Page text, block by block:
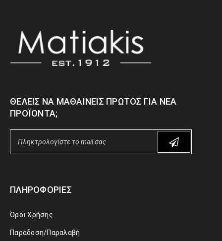
ΘΈΛΕΙΣ ΝΑ ΜΑΘΑΊΝΕΙΣ ΠΡΏΤΟΣ ΓΙΑ ΝΈΑ
ΠΡΟΪΌΝΤΑ;
ΠΛΗΡΟΦΟΡΊΕΣ
Όροι Χρήσης
Παράδοση/Παραλαβή